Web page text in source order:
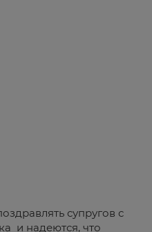
супругов с
и надеются, что